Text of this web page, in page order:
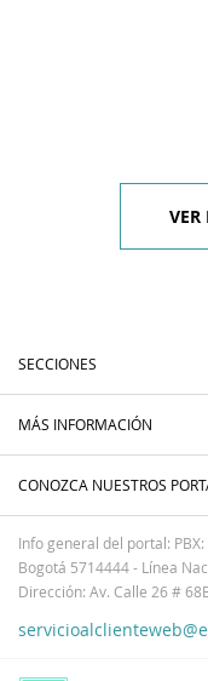
SECCIONES
MÁS INFORMACIÓN
CONOZCA NUESTROS
Info general del portal:
Bogotá 5714444 - Línea
Dirección: Av. Calle 26 #